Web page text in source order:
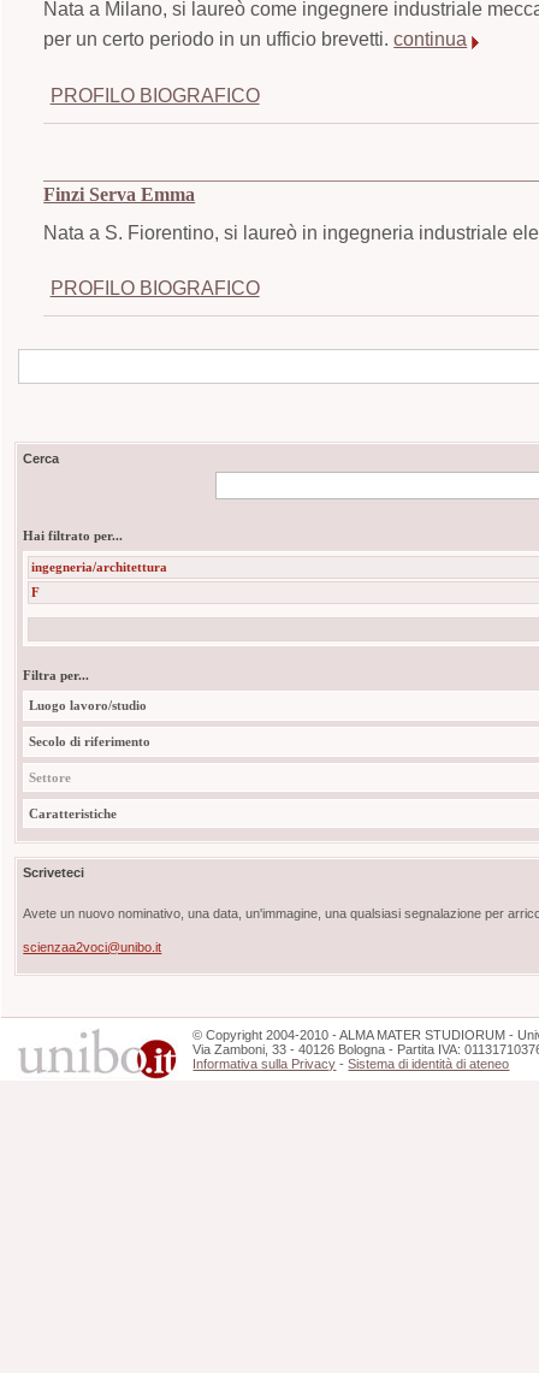
Nata a Milano, si laureò come ingegnere industriale
per un certo periodo in un ufficio brevetti.continua
PROFILO BIOGRAFICO
Finzi Serva Emma
Nata a S. Fiorentino, si laureò in ingegneria industriale
PROFILO BIOGRAFICO
Cerca
Hai filtrato per...
ingegneria/architettura
F
Filtra per...
Luogo lavoro/studio
Secolo di riferimento
Settore
Caratteristiche
Scriveteci
Avete un nuovo nominativo, una data, un'immagine, una qualsiasi segnalazione per
scienzaa2voci@unibo.it
©Copyright 2004-2010 - ALMA MATER STUDIORUM -
Via Zamboni, 33 - 40126 Bologna - Partita IVA:
Informativa sulla Privacy -Sistema di identità di ateneo